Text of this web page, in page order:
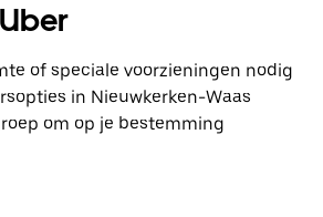
of speciale voorzieningen nodig
in Nieuwkerken-Waas
om op je bestemming